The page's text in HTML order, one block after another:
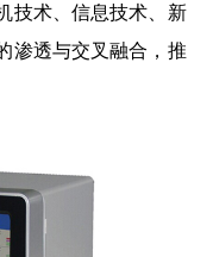
技术、信息技术、新
渗透与交叉融合，推